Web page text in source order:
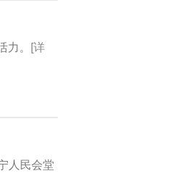
力。
[详
人民会堂